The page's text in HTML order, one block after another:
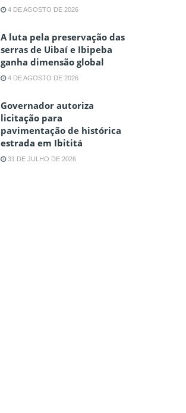
4 DE AGOSTO DE 2026
A luta pela preservação das
serras de Uibaí e Ibipeba
ganha dimensão global
4 DE AGOSTO DE 2026
Governador autoriza
licitação para
pavimentação de histórica
estrada em Ibititá
31 DE JULHO DE 2026